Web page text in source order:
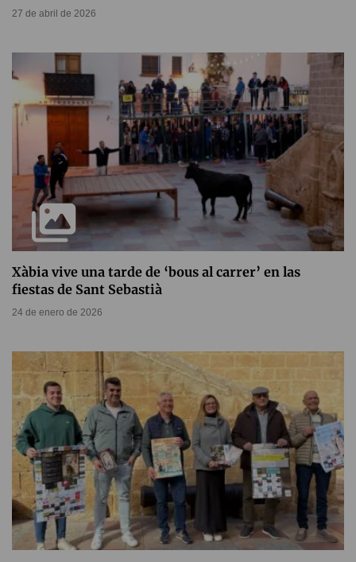
27 de abril de 2026
Xàbia vive una tarde de ‘bous al carrer’ en las
fiestas de Sant Sebastià
24 de enero de 2026